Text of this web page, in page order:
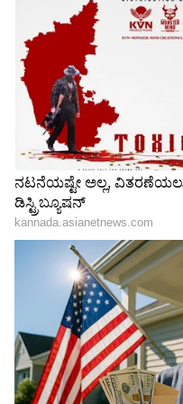
'ಜಿಪಿಎಸ್ ಗರ್ಲ್' (GPS
ಜಾಕೋಬ್ಸನ್ ಬಗ್ಗೆ
ಜಾಕೋಬ್ಸನ್ ಬಗ್ಗೆ
ಅಂಡುಕೊಂಡಿರಬಹುದು.
ಹತ್ತಿರದವಳು, ಅಂದರೆ,
ನಲ್ಲಿ ನಮಗೆ ದಾರಿ
ಹೇಳುವವರು ಇದೇ